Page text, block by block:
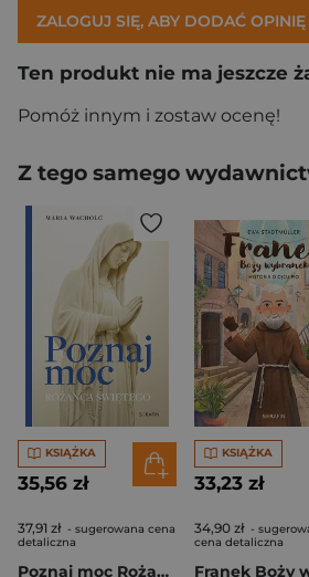
ZALOGUJ SIĘ, ABY DODAĆ OPINIĘ
Ten produkt nie ma jeszcze
Pomóż innym i zostaw ocenę!
Z tego samego
KSIĄŻKA
35,56 zł
37,91 zł - sugerowana cena
detaliczna
Poznaj moc Rożańca Świętego
KSIĄŻKA
33,23 zł
34,90 zł -
cena detaliczna